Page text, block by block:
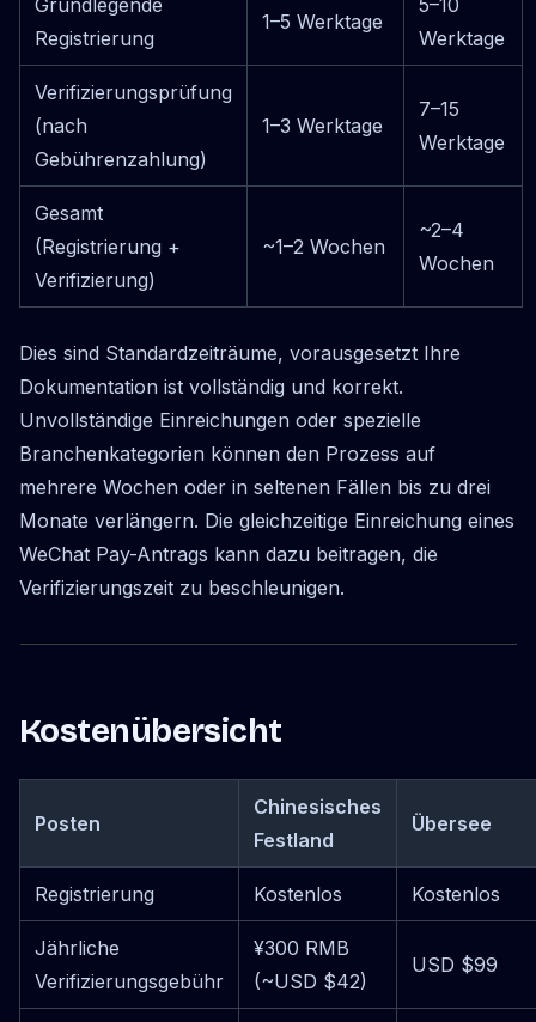
Grundlegende
Registrierung
1–5 Werktage
5–10
Werktage
Verifizierungsprüfung
(nach
Gebührenzahlung)
1–3 Werktage
7–15
Werktage
Gesamt
(Registrierung +
Verifizierung)
~1–2 Wochen
~2–4
Wochen
Dies sind Standardzeiträume, vorausgesetzt Ihre
Dokumentation ist vollständig und korrekt.
Unvollständige Einreichungen oder spezielle
Branchenkategorien können den Prozess auf
mehrere Wochen oder in seltenen Fällen bis zu drei
Monate verlängern. Die gleichzeitige Einreichung eines
WeChat Pay-Antrags kann dazu beitragen, die
Verifizierungszeit zu beschleunigen.
Kostenübersicht
Posten
Chinesisches
Festland
Übersee
Registrierung Kostenlos Kostenlos
Jährliche
Verifizierungsgebühr
¥300 RMB
(~USD $42)
USD $99